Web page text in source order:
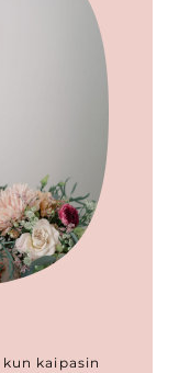
kaipasin